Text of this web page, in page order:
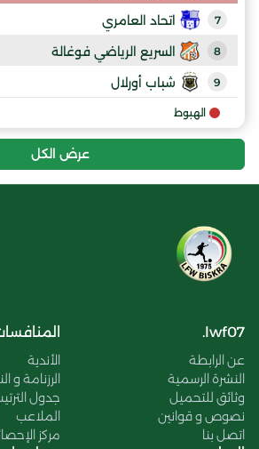
7 اتحاد العامري
8 السريع الرياضي فوغالة
9 شباب أورلال
الهبوط
عرض الكل
lwf07.
عن الرابطة
النشرة الرسمية
وثائق للتحميل
نصوص و قوانين
اتصل بنا
الأندية
الرزنامة و
جدول
الملاعب
مركز